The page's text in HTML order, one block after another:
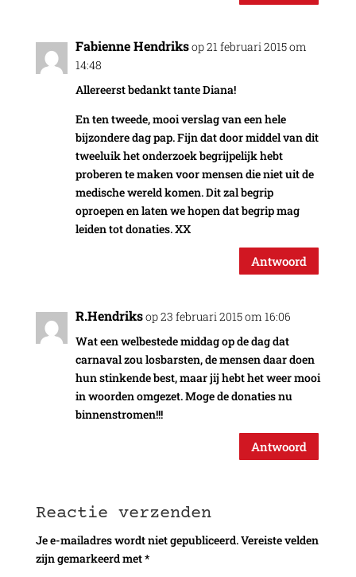
Fabienne Hendriksop 21 februari 2015 om
14:48
Allereerst bedankt tante Diana!
En ten tweede, mooi verslag van een hele
bijzondere dag pap. Fijn dat door middel van dit
tweeluik het onderzoek begrijpelijk hebt
proberen te maken voor mensen die niet uit de
medische wereld komen. Dit zal begrip
oproepen en laten we hopen dat begrip mag
leiden tot donaties. XX
Antwoord
R.Hendriksop 23 februari 2015 om 16:06
Wat een welbestede middag op de dag dat
carnaval zou losbarsten, de mensen daar doen
hun stinkende best, maar jij hebt het weer mooi
in woorden omgezet. Moge de donaties nu
binnenstromen!!!
Antwoord
Reactie verzenden
Je e-mailadres wordt niet gepubliceerd.Vereiste velden
zijn gemarkeerd met*